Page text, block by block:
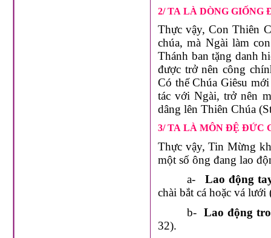
2/ TA LÀ DÒNG GIỐNG
Thực vậy, Con Thiên
chúa, mà Ngài làm
Thánh ban tặng danh
được trở nên công
Có thế Chúa Giêsu
tác với Ngài, trở nên
dâng lên Thiên Chúa
3/ TA LÀ MÔN ĐỆ ĐỨC
Thực vậy, Tin Mừng
một số ông đang lao
a-
Lao động
chài bắt cá hoặc vá
b- Lao động
32).